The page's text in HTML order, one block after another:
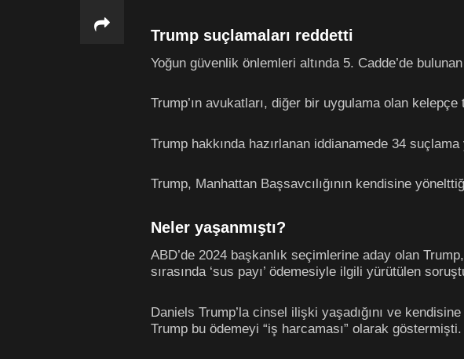
Trump suçlamaları reddetti
Yoğun güvenlik önlemleri altında 5. Cadde’de
Trump’ın avukatları, diğer bir uygulama olan
Trump hakkında hazırlanan iddianamede 34 suçlama
Trump, Manhattan Başsavcılığının kendisine
Neler yaşanmıştı?
ABD’de 2024 başkanlık seçimlerine aday olan
sırasında ‘sus payı’ ödemesiyle ilgili yürütülen
Daniels Trump’la cinsel ilişki yaşadığını ve
Trump bu ödemeyi “iş harcaması” olarak